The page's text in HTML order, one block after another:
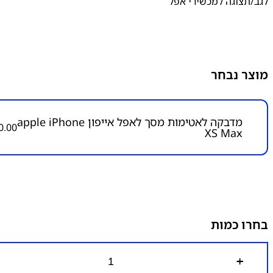
מוצר נבחר
מדבקה לאטימות מסך לאפל אייפון apple iPhone
XS Max
בחרו כמות